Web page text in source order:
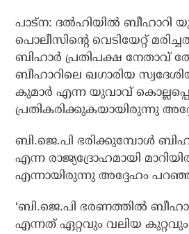
പാട്‌ന: ദല്‍ഹിയില്‍ ബീഹാറി
പൊലീസിന്റെ വെടിയേറ്റ്
ബിഹാര്‍ പ്രതിപക്ഷ നേതാവ്
ബീഹാറിലെ ഖഗാരിയ
കുമാര്‍ എന്ന യുവാവ്
പ്രതികരിക്കുകയായിരുന്നു
ബി.ജെ.പി ഭരിക്കുമ്പോള്‍
എന്ന രാജ്യദ്രോഹമായി
എന്നായിരുന്നു അദ്ദേഹം
‘ബി.ജെ.പി ഭരണത്തില്‍
എന്നത് ഏറ്റവും വലിയ കുറ്റവും